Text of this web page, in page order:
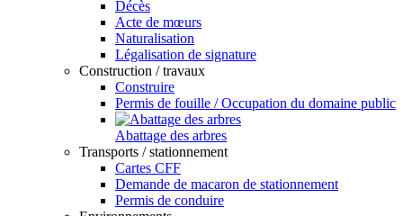
Décès
Acte de mœurs
Naturalisation
Légalisation de signature
Construction / travaux
Construire
Permis de fouille / Occupation du domaine public
Abattage des arbres
Transports / stationnement
Cartes CFF
Demande de macaron de stationnement
Permis de conduire